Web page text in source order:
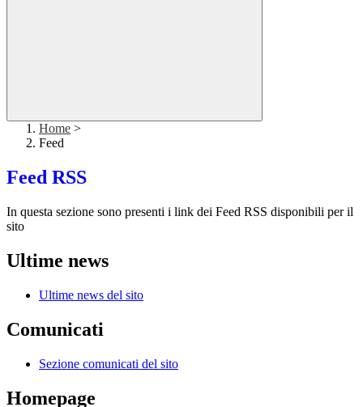
Home >
Feed
Feed RSS
In questa sezione sono presenti i link dei Feed RSS disponibili per il
sito
Ultime news
Ultime news del sito
Comunicati
Sezione comunicati del sito
Homepage